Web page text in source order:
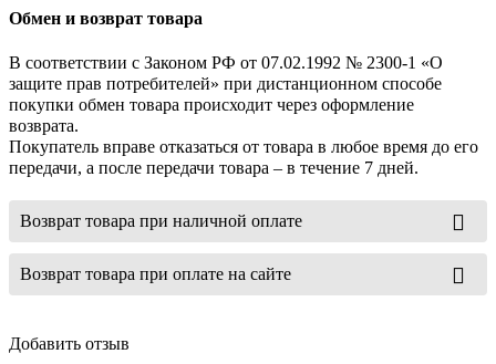
Обмен и возврат товара
В соответствии с Законом РФ от 07.02.1992 № 2300-1 «О
защите прав потребителей» при дистанционном способе
покупки обмен товара происходит через оформление
возврата.
Покупатель вправе отказаться от товара в любое время до его
передачи, а после передачи товара – в течение 7 дней.
Возврат товара при наличной оплате
Возврат товара при оплате на сайте
Добавить отзыв